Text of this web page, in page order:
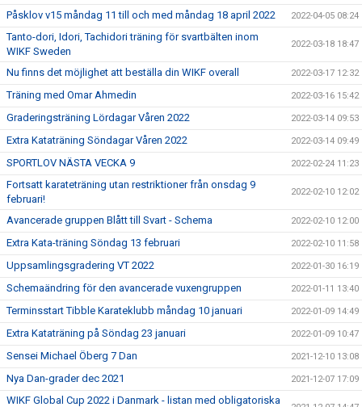
Påsklov v15 måndag 11 till och med måndag 18 april 2022 2022-04-05 08:24
Tanto-dori, Idori, Tachidori träning för svartbälten inom
WIKF Sweden
2022-03-18 18:47
Nu finns det möjlighet att beställa din WIKF overall 2022-03-17 12:32
Träning med Omar Ahmedin 2022-03-16 15:42
Graderingsträning Lördagar Våren 2022 2022-03-14 09:53
Extra Kataträning Söndagar Våren 2022 2022-03-14 09:49
SPORTLOV NÄSTA VECKA 9 2022-02-24 11:23
Fortsatt karateträning utan restriktioner från onsdag 9
februari!
2022-02-10 12:02
Avancerade gruppen Blått till Svart - Schema 2022-02-10 12:00
Extra Kata-träning Söndag 13 februari 2022-02-10 11:58
Uppsamlingsgradering VT 2022 2022-01-30 16:19
Schemaändring för den avancerade vuxengruppen 2022-01-11 13:40
Terminsstart Tibble Karateklubb måndag 10 januari 2022-01-09 14:49
Extra Kataträning på Söndag 23 januari 2022-01-09 10:47
Sensei Michael Öberg 7 Dan 2021-12-10 13:08
Nya Dan-grader dec 2021 2021-12-07 17:09
WIKF Global Cup 2022 i Danmark - listan med obligatoriska